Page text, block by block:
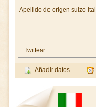
Apellido de origen suizo-
Twittear
Añadir datos